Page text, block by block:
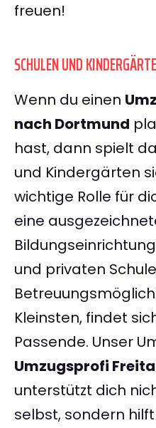
freuen!
SCHULEN UND
Wenn du einen
nach Dortmund
hast, dann spielt
und Kindergärten
wichtige Rolle für
eine
und privaten
Kleinsten, findet
Passende. Unser
Umzugsprofi
unterstützt dich
selbst, sondern